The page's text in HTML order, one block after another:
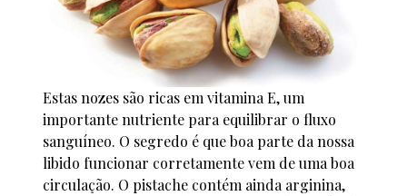
Estas nozes são ricas em vitamina E, um
importante nutriente para equilibrar o fluxo
sanguíneo. O segredo é que boa parte da nossa
libido funcionar corretamente vem de uma boa
circulação. O pistache contém ainda arginina,